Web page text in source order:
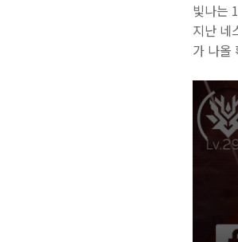
빛나는
지난 네
가 나올